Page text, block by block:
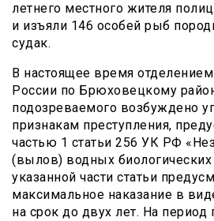
летнего местного жителя
и изъяли 146 особей рыб
судак.
В настоящее время
России по Брюховецкому
подозреваемого возбуждено
признакам преступления,
частью 1 статьи 256 УК РФ
(вылов) водных биологических
указанной части статьи
максимальное наказание в
на срок до двух лет. На период